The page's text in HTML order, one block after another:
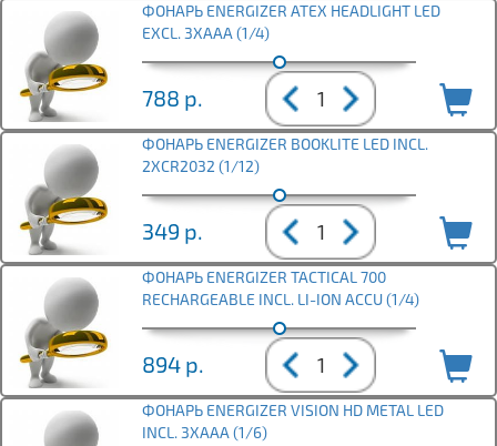
ФОНАРЬ ENERGIZER ATEX HEADLIGHT LED
EXCL. 3XAAA (1/4)
788 р.
ФОНАРЬ ENERGIZER BOOKLITE LED INCL.
2XCR2032 (1/12)
349 р.
ФОНАРЬ ENERGIZER TACTICAL 700
RECHARGEABLE INCL. LI-ION ACCU (1/4)
894 р.
ФОНАРЬ ENERGIZER VISION HD METAL LED
INCL. 3XAAA (1/6)